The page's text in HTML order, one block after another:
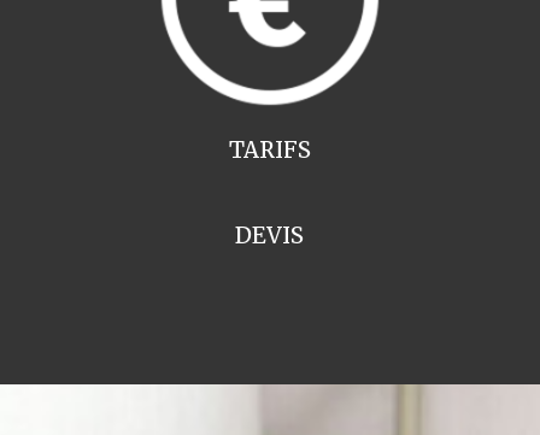
TARIFS
DEVIS